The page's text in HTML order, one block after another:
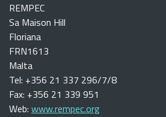
REMPEC
Sa Maison Hill
Floriana
FRN1613
Malta
Tel: +356 21 337 296/7/8
Fax: +356 21 339 951
Web: www.rempec.org